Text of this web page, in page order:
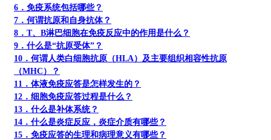
6．免疫系统包括哪些？
7．何谓抗原和自身抗体？
8．T、B淋巴细胞在免疫反应中的作用是什么？
9．什么是“抗原受体”？
10．何谓人类白细胞抗原（HLA）及主要组织相容性抗原
（MHC）？
11．体液免疫应答是怎样发生的？
12．细胞免疫应答过程是什么？
13．什么是补体系统？
14．什么是炎症反应，炎症介质有哪些？
15．免疫应答的生理和病理意义有哪些？